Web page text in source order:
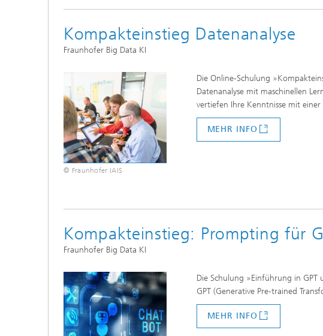
Kompakteinstieg Datenanalyse
Fraunhofer Big Data KI
© Fraunhofer IAIS
Die Online-Schulung
Datenanalyse mit maschinellen
vertiefen Ihre Kenntnisse mit
MEHR INFO
Kompakteinstieg: Prompting für
Fraunhofer Big Data KI
Die Schulung »Einführung in
GPT (Generative Pre-trained
MEHR INFO